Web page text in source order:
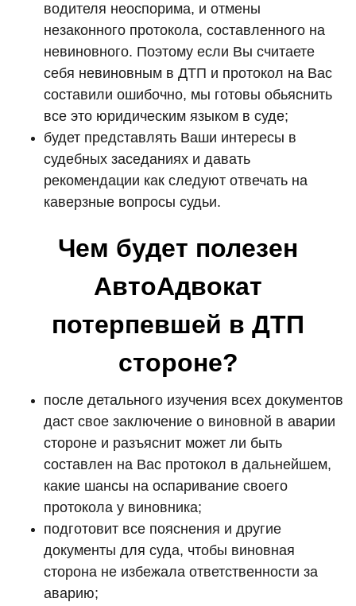
водителя неоспорима, и отмены
незаконного протокола, составленного на
невиновного. Поэтому если Вы считаете
себя невиновным в ДТП и протокол на Вас
составили ошибочно, мы готовы обьяснить
все это юридическим языком в суде;
будет представлять Ваши интересы в
судебных заседаниях и давать
рекомендации как следуют отвечать на
каверзные вопросы судьи.
Чем будет полезен
АвтоАдвокат
потерпевшей в ДТП
стороне?
после детального изучения всех документов
даст свое заключение о виновной в аварии
стороне и разъяснит может ли быть
составлен на Вас протокол в дальнейшем,
какие шансы на оспаривание своего
протокола у виновника;
подготовит все пояснения и другие
документы для суда, чтобы виновная
сторона не избежала ответственности за
аварию;